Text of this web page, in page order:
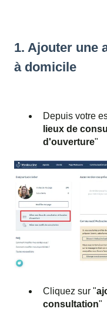
1. Ajouter une
à domicile
Depuis votre
lieux de
d'ouverture"
Cliquez sur "
consultation"